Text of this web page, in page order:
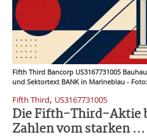
Fifth Third Bancorp US3167731005
und Sektortext BANK in Marineblau -
Fifth Third, US3167731005
Die Fifth-Third-Aktie
Zahlen vom starken ...